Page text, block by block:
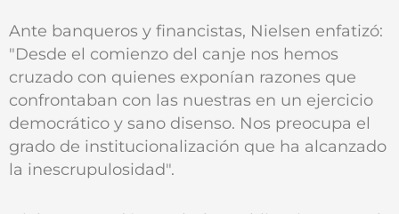
Ante banqueros y financistas, Nielsen enfatizó:
"Desde el comienzo del canje nos hemos
cruzado con quienes exponían razones que
confrontaban con las nuestras en un ejercicio
democrático y sano disenso. Nos preocupa el
grado de institucionalización que ha alcanzado
la inescrupulosidad".